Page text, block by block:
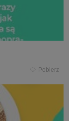
Pobierz